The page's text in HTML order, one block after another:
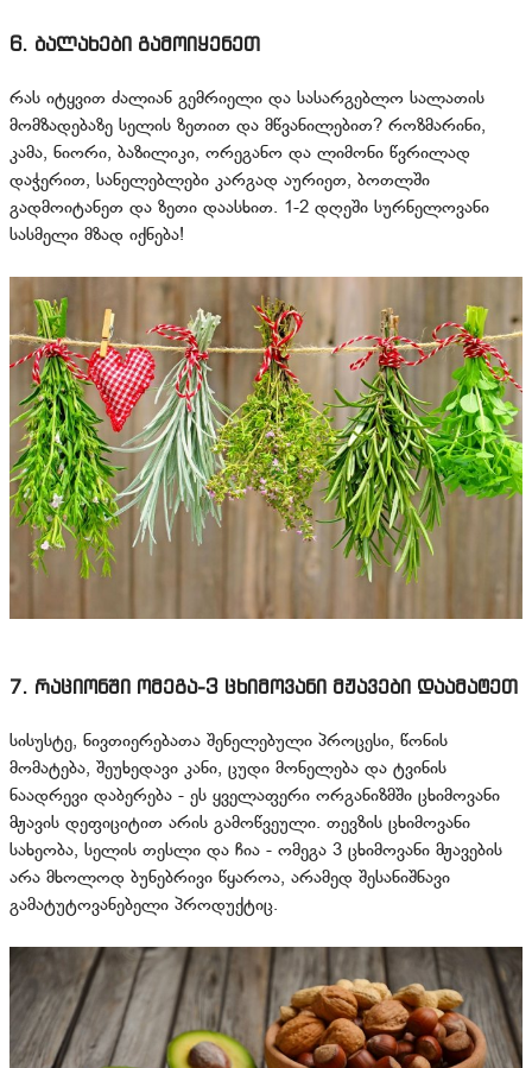
6. ბალახები გამოიყენეთ
რას იტყვით ძალიან გემრიელი და სასარგებლო სალათის
მომზადებაზე სელის ზეთით და მწვანილებით? როზმარინი,
კამა, ნიორი, ბაზილიკი, ორეგანო და ლიმონი წვრილად
დაჭერით, სანელებლები კარგად აურიეთ, ბოთლში
გადმოიტანეთ და ზეთი დაასხით. 1-2 დღეში სურნელოვანი
სასმელი მზად იქნება!
7. რაციონში ომეგა-3 ცხიმოვანი მჟავები დაამატეთ
სისუსტე, ნივთიერებათა შენელებული პროცესი, წონის
მომატება, შეუხედავი კანი, ცუდი მონელება და ტვინის
ნაადრევი დაბერება - ეს ყველაფერი ორგანიზმში ცხიმოვანი
მჟავის დეფიციტით არის გამოწვეული. თევზის ცხიმოვანი
სახეობა, სელის თესლი და ჩია - ომეგა 3 ცხიმოვანი მჟავების
არა მხოლოდ ბუნებრივი წყაროა, არამედ შესანიშნავი
გამატუტოვანებელი პროდუქტიც.